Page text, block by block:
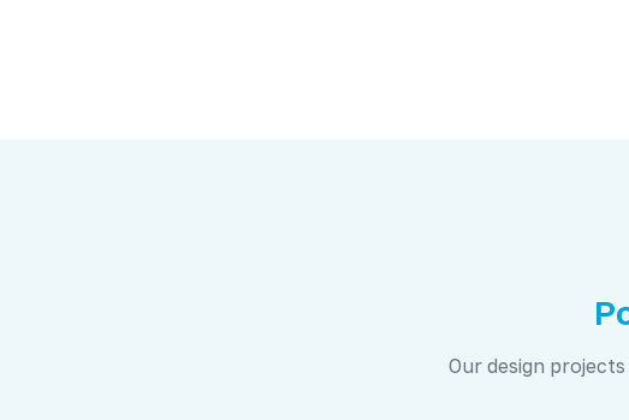
Our design